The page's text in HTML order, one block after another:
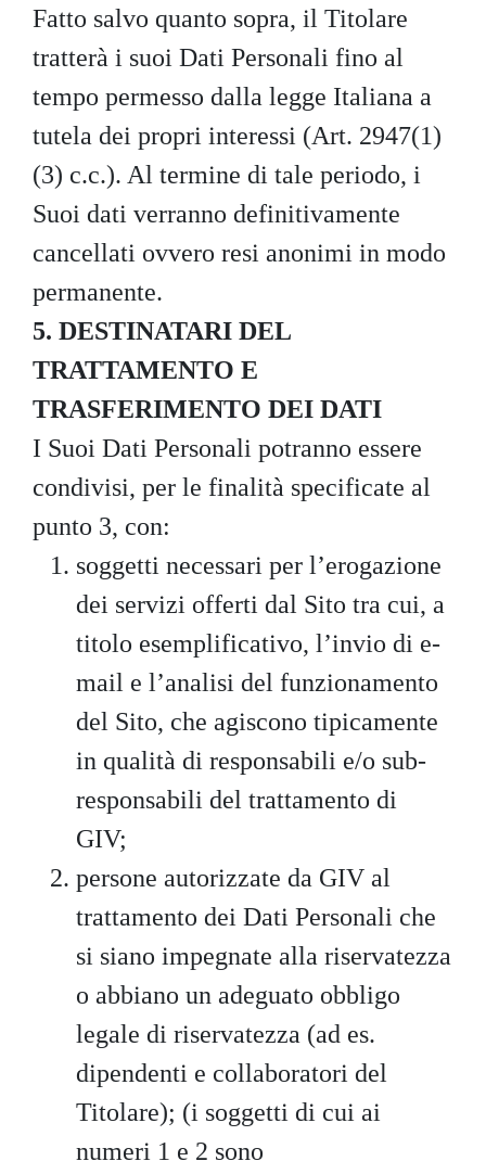
Fatto salvo quanto sopra, il Titolare
tratterà i suoi Dati Personali fino al
tempo permesso dalla legge Italiana a
tutela dei propri interessi (Art. 2947(1)
(3) c.c.). Al termine di tale periodo, i
Suoi dati verranno definitivamente
cancellati ovvero resi anonimi in modo
permanente.
5. DESTINATARI DEL
TRATTAMENTO E
TRASFERIMENTO DEI DATI
I Suoi Dati Personali potranno essere
condivisi, per le finalità specificate al
punto 3, con:
soggetti necessari per l’erogazione
dei servizi offerti dal Sito tra cui, a
titolo esemplificativo, l’invio di e-
mail e l’analisi del funzionamento
del Sito, che agiscono tipicamente
in qualità di responsabili e/o sub-
responsabili del trattamento di
GIV;
persone autorizzate da GIV al
trattamento dei Dati Personali che
si siano impegnate alla riservatezza
o abbiano un adeguato obbligo
legale di riservatezza (ad es.
dipendenti e collaboratori del
Titolare); (i soggetti di cui ai
numeri 1 e 2 sono